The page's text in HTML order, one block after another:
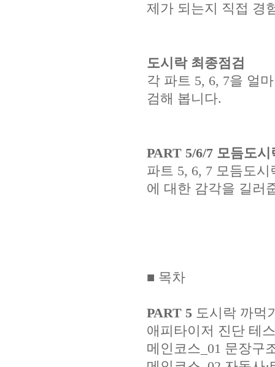
제가 되는지 직접 경
도시락 최종점검
각 파트 5, 6, 7을 얼
검해 봅니다.
PART 5/6/7 모듬도
파트 5, 6, 7 모듬도
에 대한 감각을 길러
■ 목차
PART 5 도시락 까먹
애피타이저 진단 테
메인코스_01 문장구